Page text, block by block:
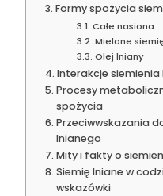
Formy spożycia
Całe nasiona
Mielone
Olej lniany
Interakcje
Procesy
spożycia
Przeciwwskazania
lnianego
Mity i fakty o
Siemię lniane w
wskazówki